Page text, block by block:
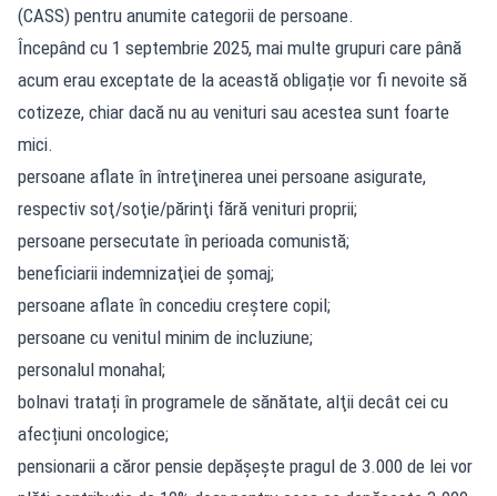
(CASS) pentru anumite categorii de persoane.
Începând cu 1 septembrie 2025, mai multe grupuri care până
acum erau exceptate de la această obligație vor fi nevoite să
cotizeze, chiar dacă nu au venituri sau acestea sunt foarte
mici.
persoane aflate în întreţinerea unei persoane asigurate,
respectiv soţ/soţie/părinţi fără venituri proprii;
persoane persecutate în perioada comunistă;
beneficiarii indemnizaţiei de şomaj;
persoane aflate în concediu creştere copil;
persoane cu venitul minim de incluziune;
personalul monahal;
bolnavi tratați în programele de sănătate, alţii decât cei cu
afecțiuni oncologice;
pensionarii a căror pensie depășește pragul de 3.000 de lei vor